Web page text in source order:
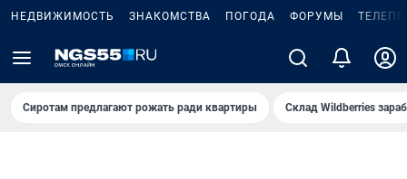
НЕДВИЖИМОСТЬ ЗНАКОМСТВА ПОГОДА ФОРУМЫ
Сиротам предлагают рожать ради квартиры Склад Wildberries